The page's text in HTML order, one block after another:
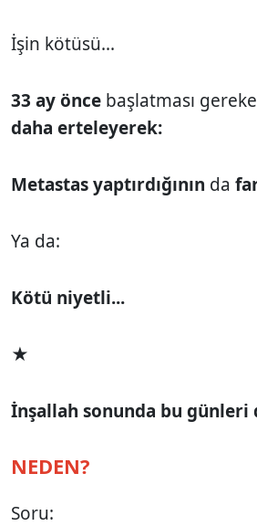
İşin kötüsü...
33 ay önce başlatması
daha erteleyerek:
Metastas yaptırdığının da
Ya da:
Kötü niyetli...
★
İnşallah sonunda bu günleri
NEDEN?
Soru: